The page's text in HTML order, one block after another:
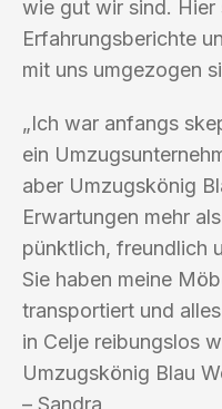
wie gut wir sind. Hier
Erfahrungsberichte
mit uns umgezogen
„Ich war anfangs
ein
aber Umzugskönig
Erwartungen mehr
pünktlich, freundlich
Sie haben meine
transportiert und
in Celje reibungslos
Umzugskönig Blau
– Sandra